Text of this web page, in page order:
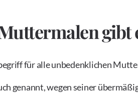
gibt
für alle unbedenklichen
genannt, wegen seiner